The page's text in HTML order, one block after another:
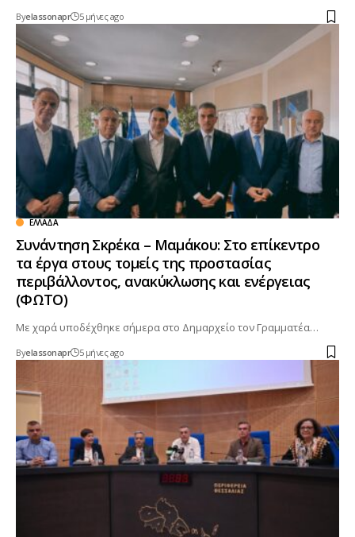
Byelassonapr 5 μήνες ago
ΕΛΛΆΔΑ
Συνάντηση Σκρέκα – Μαμάκου: Στο επίκεντρο
τα έργα στους τομείς της προστασίας
περιβάλλοντος, ανακύκλωσης και ενέργειας
(ΦΩΤΟ)
Με χαρά υποδέχθηκε σήμερα στο Δημαρχείο τον Γραμματέα…
Byelassonapr 5 μήνες ago